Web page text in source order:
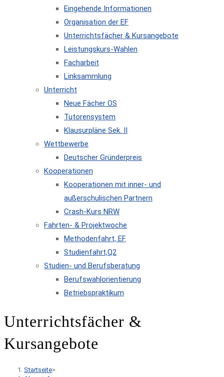
Eingehende Informationen
Organisation der EF
Unterrichtsfächer & Kursangebote
Leistungskurs-Wahlen
Facharbeit
Linksammlung
Unterricht
Neue Fächer OS
Tutorensystem
Klausurpläne Sek. II
Wettbewerbe
Deutscher Gründerpreis
Kooperationen
Kooperationen mit inner- und
außerschulischen Partnern
Crash-Kurs NRW
Fahrten- & Projektwoche
Methodenfahrt, EF
Studienfahrt,Q2
Studien- und Berufsberatung
Berufswahlorientierung
Betriebspraktikum
Unterrichtsfächer &
Kursangebote
Startseite>